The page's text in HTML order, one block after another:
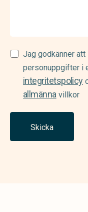
Samtycke
(Required)
Jag godkänner att
personuppgifter i
integritetspolicy
allmännavillkor
Skicka